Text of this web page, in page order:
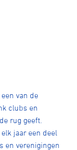
van de
clubs en
rug geeft.
jaar een deel
en verenigingen